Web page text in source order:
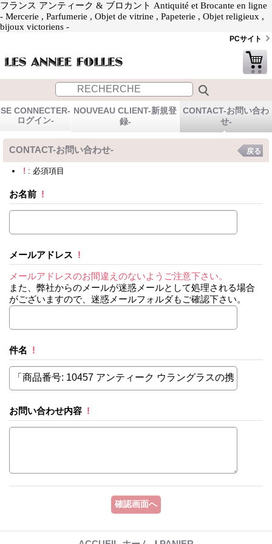
フランス アンティーク & ブロカント Antiquité et Brocante en ligne
- Mercerie , Parfumerie , Objet de vitrine , Papeterie , Objet religieux ,
bijoux victoriens -
PCサイト
SE CONNECTER-
ログイン-
NOUVEAU CLIENT-新規登
録-
CONTACT-お問い合わ
せ-
CONTACT-お問い合わせ- 戻る
! : 必須項目
お名前 !
メールアドレス !
メールアドレスのお間違えのないようご注意下さい。
また、弊社からのメールが迷惑メールとして処理される場合
がございますので、迷惑メールフォルダもご確認下さい。
件名 !
お問い合わせ内容 !